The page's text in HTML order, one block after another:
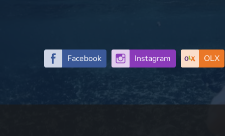
Facebook Instagram OLX